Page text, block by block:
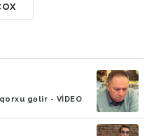
gəlir - VİDEO